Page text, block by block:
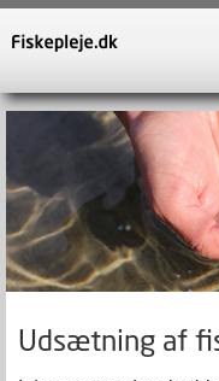
Udsætning af